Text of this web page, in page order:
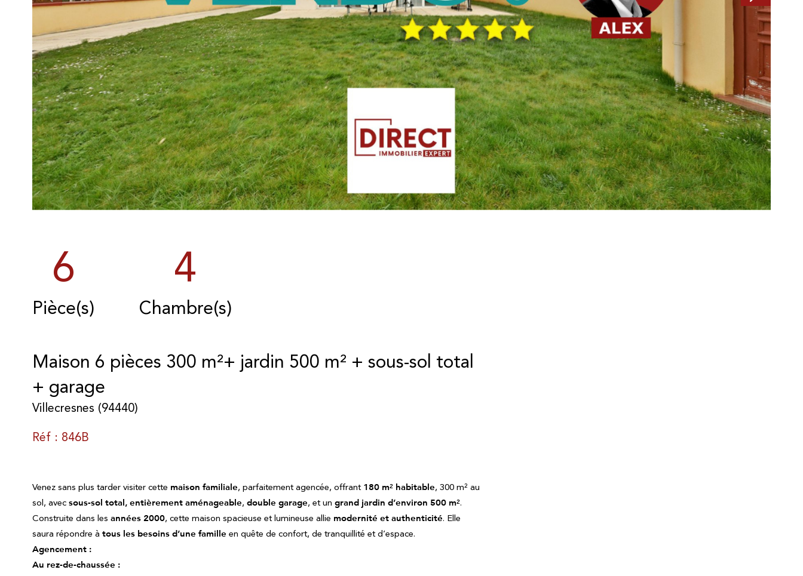
6
Pièce(s)
4
Chambre(s)
Maison 6 pièces 300 m²+ jardin 500 m² + sous-sol total
+ garage
Villecresnes (94440)
Réf : 846B
Venez sans plus tarder visiter cette maison familiale, parfaitement agencée, offrant 180 m² habitable, 300 m² au
sol, avec sous-sol total, entièrement aménageable, double garage, et un grand jardin d’environ 500 m².
Construite dans les années 2000, cette maison spacieuse et lumineuse allie modernité et authenticité. Elle
saura répondre à tous les besoins d’une famille en quête de confort, de tranquillité et d’espace.
Agencement :
Au rez-de-chaussée :